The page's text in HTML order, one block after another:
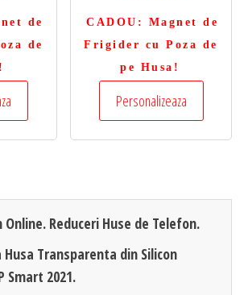
de
de
CADOU : Magnet de
Frigider cu Poza de
pe Husa!
Personalizeaza
Reduceri Huse de Telefon.
Transparenta din Silicon
Smart 2021.